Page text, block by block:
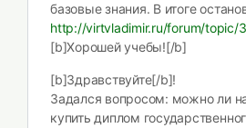
базовые знания. В итоге
http://virtvladimir.ru/forum/topic/
[b]Хорошей учебы![/b]
[b]Здравствуйте[/b]!
Задался вопросом: можно ли
купить диплом